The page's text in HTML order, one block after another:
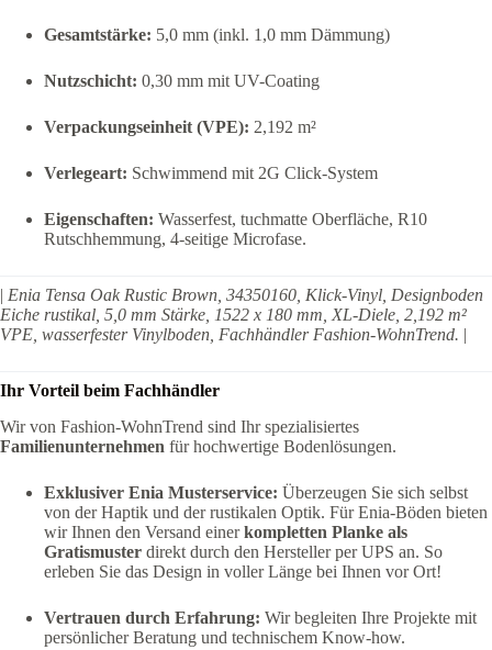
Gesamtstärke: 5,0 mm (inkl. 1,0 mm Dämmung)
Nutzschicht: 0,30 mm mit UV-Coating
Verpackungseinheit (VPE): 2,192 m²
Verlegeart: Schwimmend mit 2G Click-System
Eigenschaften: Wasserfest, tuchmatte Oberfläche, R10
Rutschhemmung, 4-seitige Microfase.
| Enia Tensa Oak Rustic Brown, 34350160, Klick-Vinyl, Designboden
Eiche rustikal, 5,0 mm Stärke, 1522 x 180 mm, XL-Diele, 2,192 m²
VPE, wasserfester Vinylboden, Fachhändler Fashion-WohnTrend. |
Ihr Vorteil beim Fachhändler
Wir von Fashion-WohnTrend sind Ihr spezialisiertes
Familienunternehmen für hochwertige Bodenlösungen.
Exklusiver Enia Musterservice: Überzeugen Sie sich selbst
von der Haptik und der rustikalen Optik. Für Enia-Böden bieten
wir Ihnen den Versand einerkompletten Planke als
Gratismuster direkt durch den Hersteller per UPS an. So
erleben Sie das Design in voller Länge bei Ihnen vor Ort!
Vertrauen durch Erfahrung: Wir begleiten Ihre Projekte mit
persönlicher Beratung und technischem Know-how.